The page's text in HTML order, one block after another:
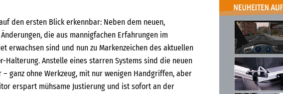
den ersten Blick erkennbar: Neben dem neuen,
die aus mannigfachen Erfahrungen im
erwachsen sind und nun zu Markenzeichen des aktuellen
Anstelle eines starren Systems sind die neuen
ohne Werkzeug, mit nur wenigen Handgriffen, aber
erspart mühsame Justierung und ist sofort an der